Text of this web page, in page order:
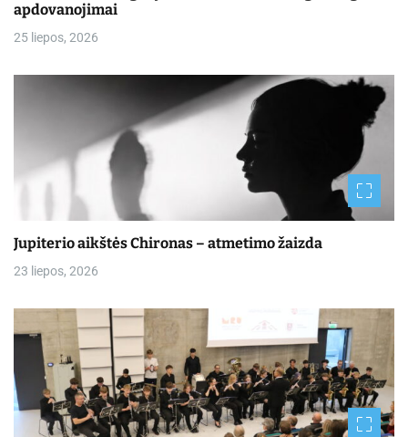
apdovanojimai
25 liepos, 2026
Jupiterio aikštės Chironas – atmetimo žaizda
23 liepos, 2026